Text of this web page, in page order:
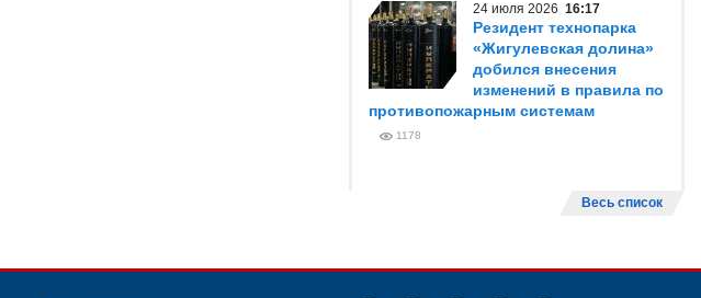
24 июля 2026 16:17
Резидент технопарка
«Жигулевская долина»
добился внесения
изменений в правила по
противопожарным системам
1178
Весь список